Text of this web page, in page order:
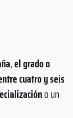
,el grado o
cuatro y seis
o un